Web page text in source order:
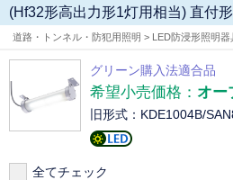
(Hf32形高出力形1灯用相当) 直付形
グリーン購入法適合品
希望小売価格： オー
旧形式：KDE1004B/
全てチェック